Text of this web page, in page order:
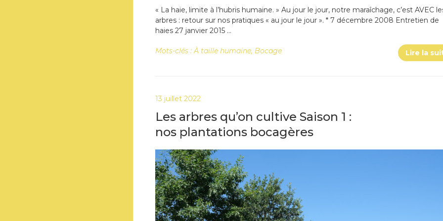
« La haie, limite à l’hubris humaine. » Au jour le jour, notre maraîchage, c’est AVEC
arbres : retour sur nos pratiques « au jour le jour ». * 7 décembre 2008 Entretien de
haies 27 janvier 2015 …
Mots-clés : À taille humaine, Bocage Lire la
13 juillet 2022
Les arbres qu’on cultive Saison 1 :
nos plantations bocagères